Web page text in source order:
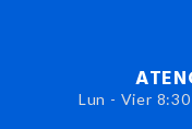
Lun - Vier